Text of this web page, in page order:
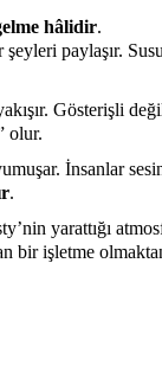
hâlidir.
paylaşır.
Gösterişli
olur.
İnsanlar
.
yarattığı
bir işletme